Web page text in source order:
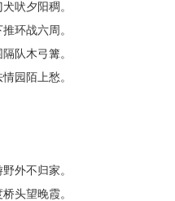
吠夕阳稠。
环战六周。
队木弓篝。
园陌上愁。
外不归家。
头望晚霞。